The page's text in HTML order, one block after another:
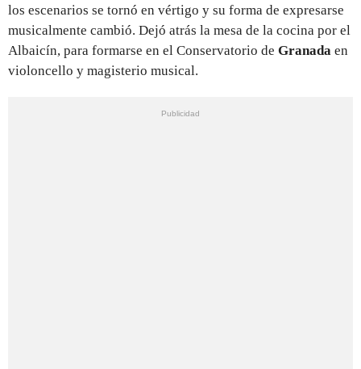
los escenarios se tornó en vértigo y su forma de expresarse
musicalmente cambió. Dejó atrás la mesa de la cocina por el
Albaicín, para formarse en el Conservatorio de Granada en
violoncello y magisterio musical.